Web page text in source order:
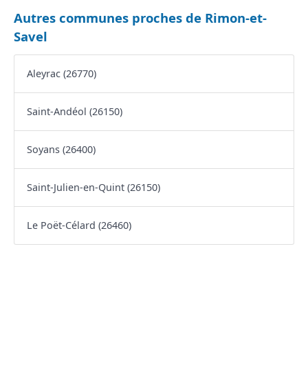
Autres communes proches de Rimon-et-
Savel
Aleyrac (26770)
Saint-Andéol (26150)
Soyans (26400)
Saint-Julien-en-Quint (26150)
Le Poët-Célard (26460)